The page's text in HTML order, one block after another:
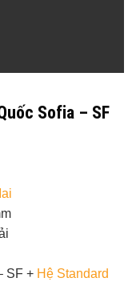
Sofia – SF
SF + Hệ Standard